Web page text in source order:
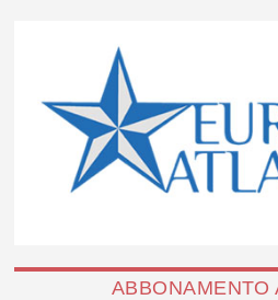
ABBONAMENTO